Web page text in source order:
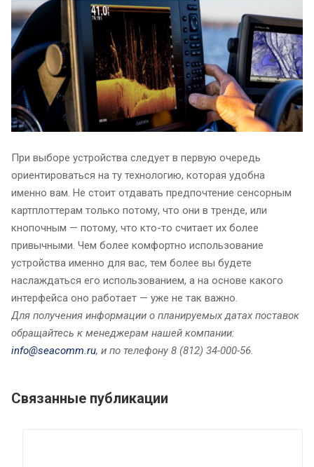
При выборе устройства следует в первую очередь
ориентироваться на ту технологию, которая удобна
именно вам. Не стоит отдавать предпочтение сенсорным
картплоттерам только потому, что они в тренде, или
кнопочным — потому, что кто-то считает их более
привычными. Чем более комфортно использование
устройства именно для вас, тем более вы будете
наслаждаться его использованием, а на основе какого
интерфейса оно работает — уже не так важно.
Для получения информации о планируемых датах поставок
обращайтесь к менеджерам нашей компании:
info@seacomm.ru, и по телефону 8 (812) 34-000-56.
Связанные публикации